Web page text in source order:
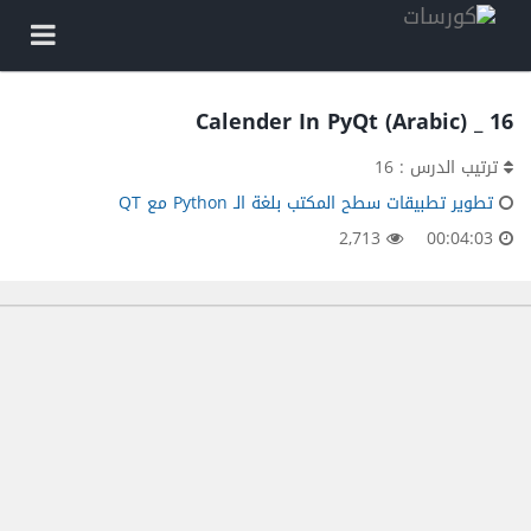
16 _ Calender In PyQt (Arabic)
ترتيب الدرس : 16
تطوير تطبيقات سطح المكتب بلغة الـ Python مع QT